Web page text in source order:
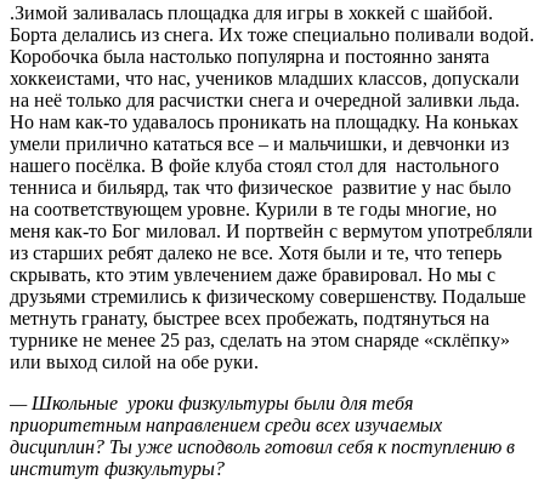
.Зимой заливалась площадка для игры в хоккей с шайбой.
Борта делались из снега. Их тоже специально поливали водой.
Коробочка была настолько популярна и постоянно занята
хоккеистами, что нас, учеников младших классов, допускали
на неё только для расчистки снега и очередной заливки льда.
Но нам как-то удавалось проникать на площадку. На коньках
умели прилично кататься все – и мальчишки, и девчонки из
нашего посёлка. В фойе клуба стоял стол для настольного
тенниса и бильярд, так что физическое развитие у нас было
на соответствующем уровне. Курили в те годы многие, но
меня как-то Бог миловал. И портвейн с вермутом употребляли
из старших ребят далеко не все. Хотя были и те, что теперь
скрывать, кто этим увлечением даже бравировал. Но мы с
друзьями стремились к физическому совершенству. Подальше
метнуть гранату, быстрее всех пробежать, подтянуться на
турнике не менее 25 раз, сделать на этом снаряде «склёпку»
или выход силой на обе руки.
— Школьные уроки физкультуры были для тебя
приоритетным направлением среди всех изучаемых
дисциплин? Ты уже исподволь готовил себя к поступлению в
институт физкультуры?